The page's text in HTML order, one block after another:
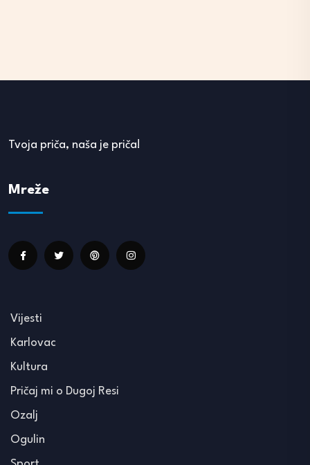
Tvoja priča, naša je priča!
Mreže
Vijesti
Karlovac
Kultura
Pričaj mi o Dugoj Resi
Ozalj
Ogulin